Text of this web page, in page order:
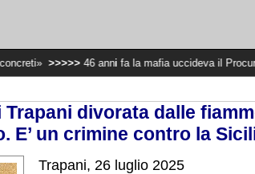
46 anni fa la mafia uccideva il Procuratore Capo
divorata dalle
E’ un crimine contro la
Trapani, 26 luglio 2025